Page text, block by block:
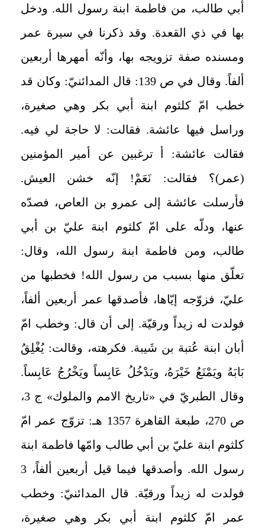
أبي طالب، من فاطمة ابنة رسول الله. ودخل
بها في ذي القعدة. وقد ذكرنا في سيرة عمر
ومسنده صفة تزويجه بها، وأنّه أمهرها أربعين
ألفاً. وقال في ص 139: قال المدائنيّ: وكان قد
خطب امّ كلثوم ابنة أبي بكر وهي صغيرة،
وراسل فيها عائشة. فقالت: لا حاجة لي فيه.
فقالت عائشة: أ ترغبين عن أمير المؤمنين
(عمر)؟ فقالت: نَعَمْ! إنّه خشن العيش.
فأرسلت عائشة إلى عمرو بن العاص، فصدّه
عنها، ودلّه على امّ كلثوم ابنة عليّ بن أبي
طالب، ومن فاطمة ابنة رسول الله، وقال:
تعلّق منها بسبب من رسول الله! فخطبها من
عليّ، فزوّجه إيّاها، فأصدقها عمر أربعين ألفاً،
فولدت له زيداً ورقيّة. إلى أن قال: وخطب امّ
أبان ابنة عُتبة بن شَيبة. فكرهته، وقالت: يُغْلِقُ
بَابَهُ ويَمْنَعُ خَيْرَهُ، ويَدْخُلُ عَابِساً ويَخْرُجُ عَابِساً.
وقال الطبريّ في «تاريخ الامم والملوك» ج 3،
ص 270، طبعة القاهرة 1357 هـ: تزوّج عمر امّ
كلثوم ابنة عليّ بن أبي طالب وامّها فاطمة ابنة
رسول الله. وأصدقها فيما قيل أربعين ألفاً، 3
فولدت له زيداً ورقيّة. قال المدائنيّ: وخطب
عمر امّ كلثوم ابنة أبي بكر وهي صغيرة،